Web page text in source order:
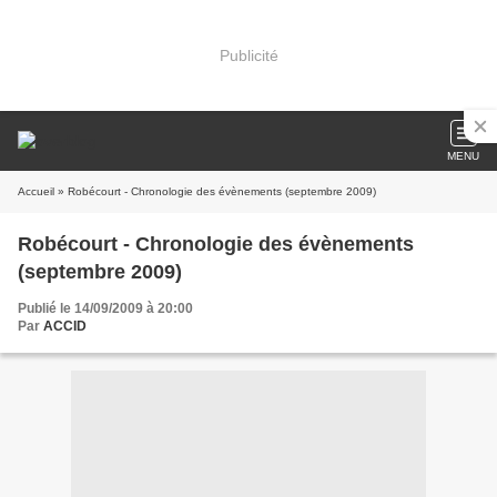
Publicité
MENU
Accueil » Robécourt - Chronologie des évènements (septembre 2009)
Robécourt - Chronologie des évènements
(septembre 2009)
Publié le 14/09/2009 à 20:00
Par ACCID